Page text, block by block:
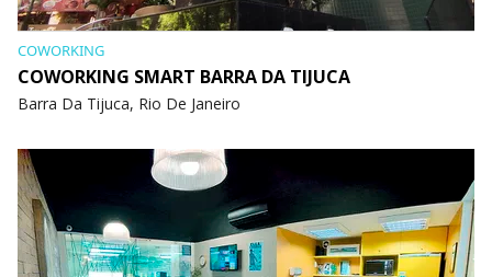
COWORKING
COWORKING SMART BARRA DA TIJUCA
Barra Da Tijuca, Rio De Janeiro